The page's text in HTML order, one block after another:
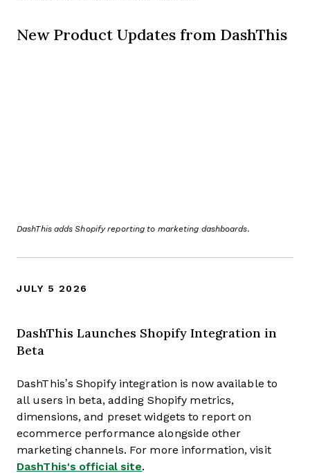
New Product Updates from DashThis
DashThis adds Shopify reporting to marketing dashboards.
JULY 5 2026
DashThis Launches Shopify Integration in
Beta
DashThis’s Shopify integration is now available to
all users in beta, adding Shopify metrics,
dimensions, and preset widgets to report on
ecommerce performance alongside other
marketing channels. For more information, visit
DashThis's official site.